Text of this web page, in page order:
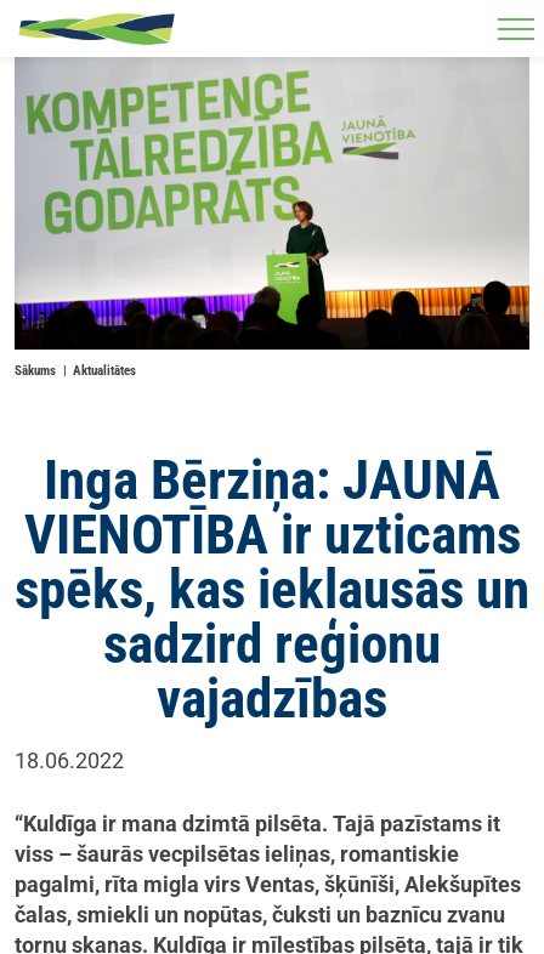
Skip to main content
Sākums Aktualitātes
Inga Bērziņa: JAUNĀ
VIENOTĪBA ir uzticams
spēks, kas ieklausās un
sadzird reģionu
vajadzības
18.06.2022
“Kuldīga ir mana dzimtā pilsēta. Tajā pazīstams it
viss – šaurās vecpilsētas ieliņas, romantiskie
pagalmi, rīta migla virs Ventas, šķūnīši, Alekšupītes
čalas, smiekli un nopūtas, čuksti un baznīcu zvanu
torņu skaņas. Kuldīga ir mīlestības pilsēta, tajā ir tik